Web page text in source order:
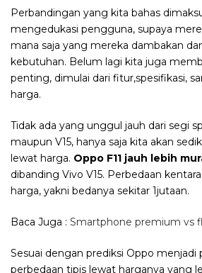
Perbandingan yang kita bahas
mengedukasi pengguna, supaya
mana saja yang mereka dambakan
kebutuhan. Belum lagi kita juga
penting, dimulai dari fitur,spesifikasi,
harga.
Tidak ada yang unggul jauh dari segi
maupun V15, hanya saja kita akan
lewat harga. Oppo F11 jauh lebih
dibanding Vivo V15. Perbedaan
harga, yakni bedanya sekitar 1jutaan.
Baca Juga : Smartphone premium vs
Sesuai dengan prediksi Oppo menjadi
perbedaan tipis lewat harganya yang